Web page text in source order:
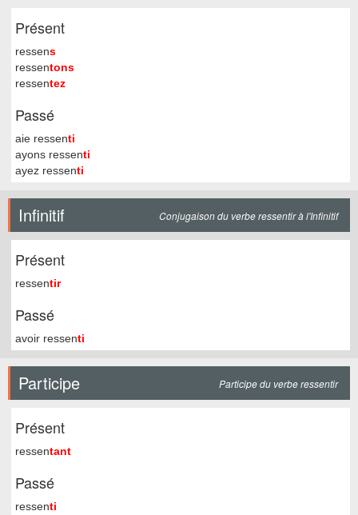
Présent
ressens
ressentons
ressentez
Passé
aie ressenti
ayons ressenti
ayez ressenti
Infinitif Conjugaison du verbe ressentir à l'Infinitif
Présent
ressentir
Passé
avoir ressenti
Participe Participe du verbe ressentir
Présent
ressentant
Passé
ressenti